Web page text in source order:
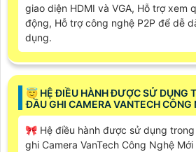
giao diện HDMI và VGA, Hỗ trợ xem
động, Hỗ trợ công nghệ P2P để dễ
dụng.
😇 HỆ ĐIỀU HÀNH ĐƯỢC SỬ DỤNG
ĐẦU GHI CAMERA VANTECH CÔNG
🎀 Hệ điều hành được sử dụng
ghi Camera VanTech Công Nghệ